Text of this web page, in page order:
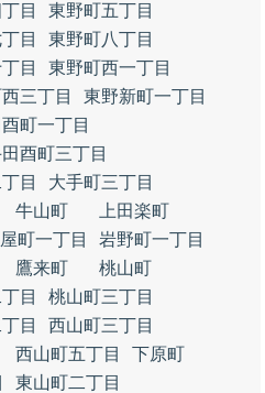
目
東野町五丁目
目
東野町八丁目
目
東野町西一丁目
三丁目
東野新町一丁目
町一丁目
酉町三丁目
目
大手町三丁目
牛山町
上田楽町
町一丁目
岩野町一丁目
鷹来町
桃山町
目
桃山町三丁目
目
西山町三丁目
西山町五丁目
下原町
東山町二丁目